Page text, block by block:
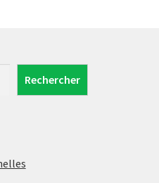
Rechercher